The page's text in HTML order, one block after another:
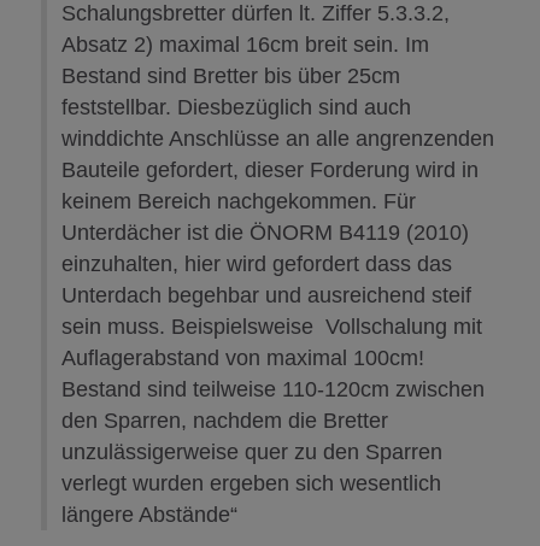
Schalungsbretter dürfen lt. Ziffer 5.3.3.2,
Absatz 2) maximal 16cm breit sein. Im
Bestand sind Bretter bis über 25cm
feststellbar. Diesbezüglich sind auch
winddichte Anschlüsse an alle angrenzenden
Bauteile gefordert, dieser Forderung wird in
keinem Bereich nachgekommen. Für
Unterdächer ist die ÖNORM B4119 (2010)
einzuhalten, hier wird gefordert dass das
Unterdach begehbar und ausreichend steif
sein muss. Beispielsweise Vollschalung mit
Auflagerabstand von maximal 100cm!
Bestand sind teilweise 110-120cm zwischen
den Sparren, nachdem die Bretter
unzulässigerweise quer zu den Sparren
verlegt wurden ergeben sich wesentlich
längere Abstände“